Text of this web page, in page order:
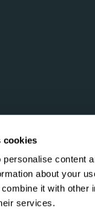
cookies
content
about your
it with other
services.